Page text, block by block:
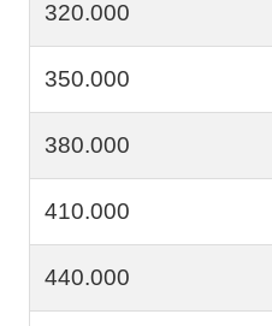
320.000
350.000
380.000
410.000
440.000